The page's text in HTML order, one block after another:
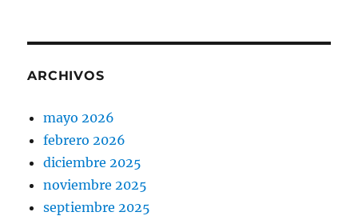
ARCHIVOS
mayo 2026
febrero 2026
diciembre 2025
noviembre 2025
septiembre 2025